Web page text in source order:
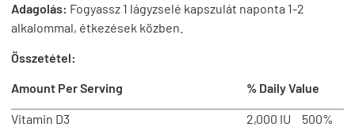
Adagolás: Fogyassz 1 lágyzselé kapszulát naponta 1-2
alkalommal, étkezések közben.
Összetétel:
Amount Per Serving
% Daily Value
Vitamin D3 2,000 IU 500%